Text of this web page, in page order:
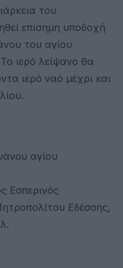
του
επίσημη υποδοχή
του αγίου
ιερό λείψανο θα
ιερό ναό μέχρι και
αγίου
Εσπερινός
Εδέσσης,